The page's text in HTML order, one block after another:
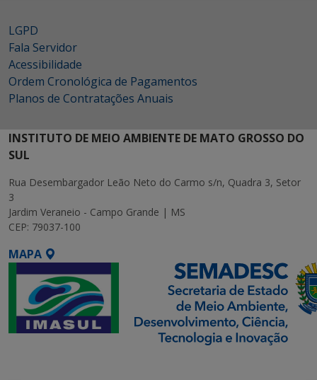
LGPD
Fala Servidor
Acessibilidade
Ordem Cronológica de Pagamentos
Planos de Contratações Anuais
INSTITUTO DE MEIO AMBIENTE DE MATO GROSSO DO
SUL
Rua Desembargador Leão Neto do Carmo s/n, Quadra 3, Setor
3
Jardim Veraneio - Campo Grande | MS
CEP: 79037-100
MAPA